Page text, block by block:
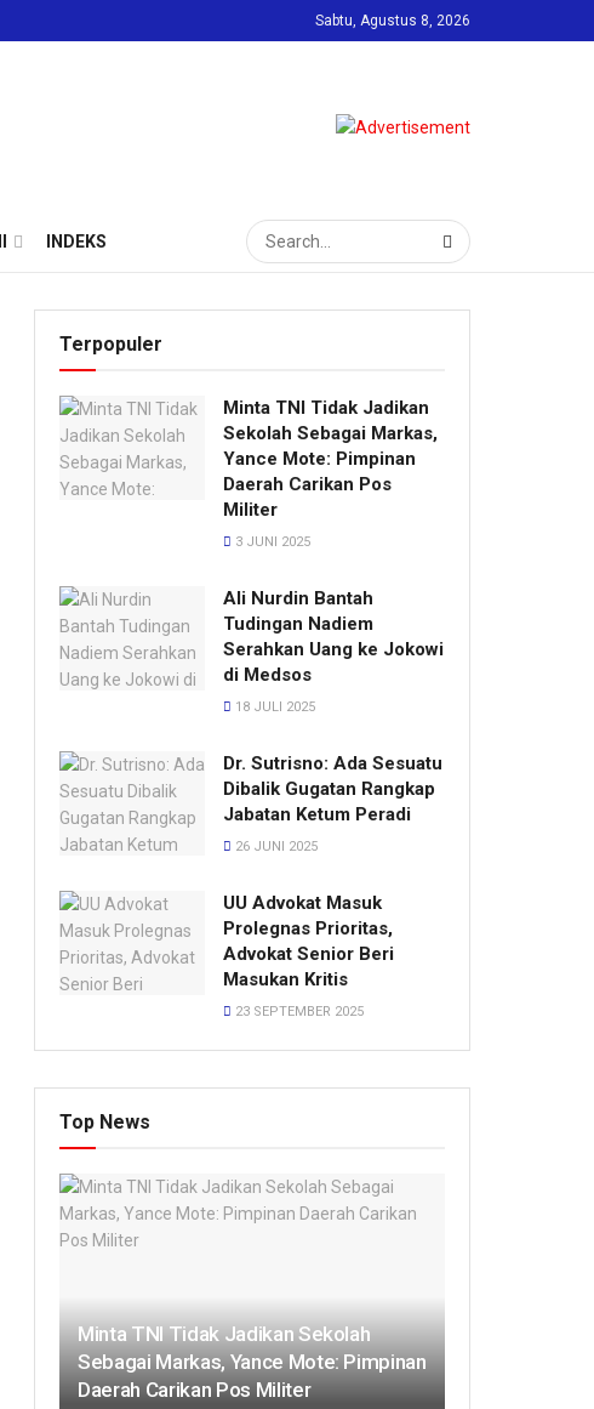
Sabtu, Agustus 8, 2026
INDEKS
Terpopuler
Minta TNI Tidak Jadikan
Sekolah Sebagai Markas,
Yance Mote: Pimpinan
Daerah Carikan Pos
Militer
3 JUNI 2025
Ali Nurdin Bantah
Tudingan Nadiem
Serahkan Uang ke Jokowi
di Medsos
18 JULI 2025
Dr. Sutrisno: Ada Sesuatu
Dibalik Gugatan Rangkap
Jabatan Ketum Peradi
26 JUNI 2025
UU Advokat Masuk
Prolegnas Prioritas,
Advokat Senior Beri
Masukan Kritis
23 SEPTEMBER 2025
Top News
Minta TNI Tidak Jadikan Sekolah
Sebagai Markas, Yance Mote: Pimpinan
Daerah Carikan Pos Militer